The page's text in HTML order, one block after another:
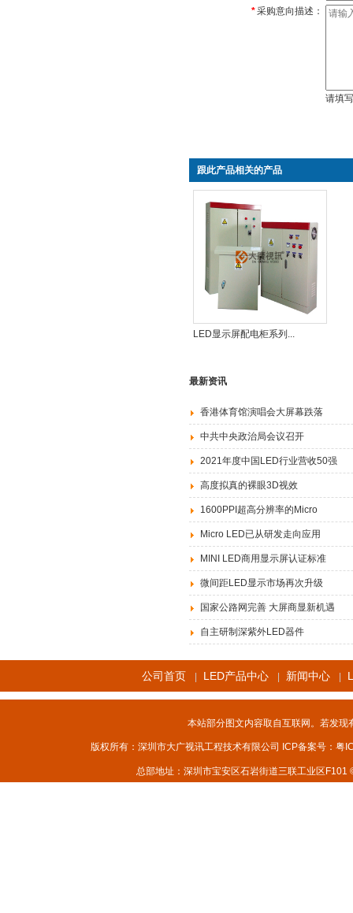
*采购意向描述：
请填写
跟此产品相关的产品
LED显示屏配电柜系列...
最新资讯
香港体育馆演唱会大屏幕跌落
中共中央政治局会议召开
2021年度中国LED行业营收50强
高度拟真的裸眼3D视效
1600PPI超高分辨率的Micro
Micro LED已从研发走向应用
MINI LED商用显示屏认证标准
微间距LED显示市场再次升级
国家公路网完善 大屏商显新机遇
自主研制深紫外LED器件
公司首页 LED产品中心 新闻中心
本站部分图文内容取自互联网。若发
版权所有：深圳市大广视讯工程技术有限公司 ICP备案号： 粤
总部地址：深圳市宝安区石岩街道三联工业区